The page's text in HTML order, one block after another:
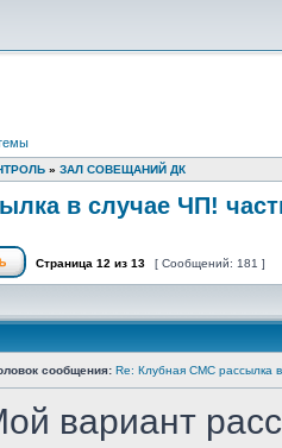
» ЗАЛ СОВЕЩАНИЙ ДК
в случае ЧП!
Страница 12 из 13 [ Сообщений: 181 ]
сообщения: Re: Клубная СМС рассылка
вариант